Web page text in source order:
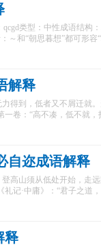
qcgd类型：中性成语结构
～和“朝思暮想”都可形
解释
力得到，低者又不屑迁就
一卷：“高不凑，低不就
自迩成语解释
高山须从低处开始，走
礼记·中庸》：“君子之道
释